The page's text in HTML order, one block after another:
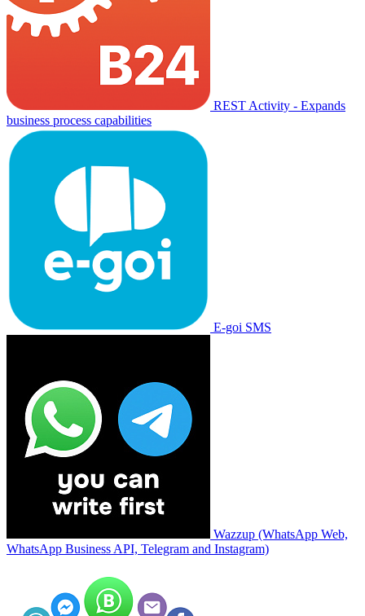
REST Activity - Expands
business process capabilities
E-goi SMS
Wazzup (WhatsApp Web,
WhatsApp Business API, Telegram and Instagram)